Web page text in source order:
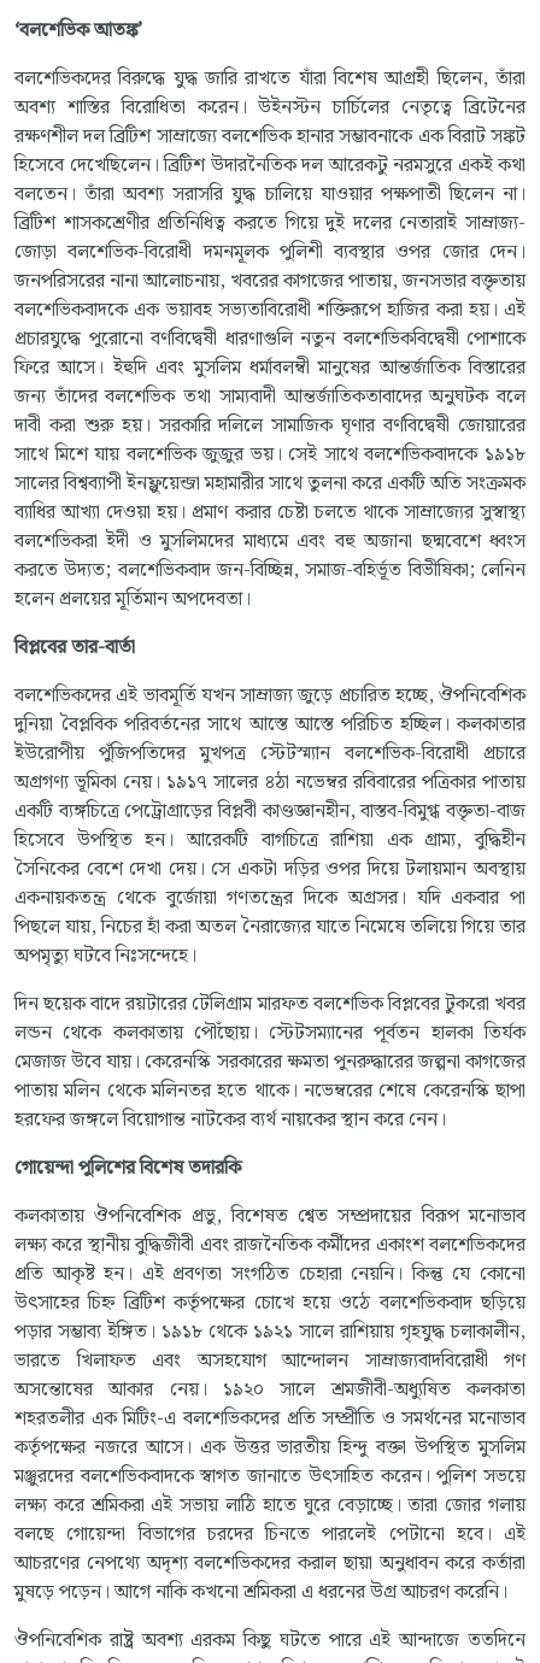
‘বলশেভিকআতঙ্ক’
বলশেভিকদের বিরুদ্ধে যুদ্ধ জারি রাখতে যাঁরা বিশেষ আগ্রহী ছিলেন, তাঁরা
অবশ্য শাস্তির বিরোধিতা করেন। উইনস্টন চার্চিলের নেতৃত্বে ব্রিটেনের
রক্ষণশীল দল ব্রিটিশ সাম্রাজ্যে বলশেভিক হানার সম্ভাবনাকে এক বিরাট সঙ্কট
হিসেবে দেখেছিলেন। ব্রিটিশ উদারনৈতিক দল আরেকটু নরমসুরে একই কথা
বলতেন। তাঁরা অবশ্য সরাসরি যুদ্ধ চালিয়ে যাওয়ার পক্ষপাতী ছিলেন না।
ব্রিটিশ শাসকশ্রেণীর প্রতিনিধিত্ব করতে গিয়ে দুই দলের নেতারাই সাম্রাজ্য-
জোড়া বলশেভিক-বিরোধী দমনমূলক পুলিশী ব্যবস্থার ওপর জোর দেন।
জনপরিসরের নানা আলোচনায়, খবরের কাগজের পাতায়, জনসভার বক্তৃতায়
বলশেভিকবাদকে এক ভয়াবহ সভ্যতাবিরোধী শক্তিরূপে হাজির করা হয়। এই
প্রচারযুদ্ধে পুরোনো বর্ণবিদ্বেষী ধারণাগুলি নতুন বলশেভিকবিদ্বেষী পোশাকে
ফিরে আসে। ইহুদি এবং মুসলিম ধর্মাবলম্বী মানুষের আন্তর্জাতিক বিস্তারের
জন্য তাঁদের বলশেভিক তথা সাম্যবাদী আন্তর্জাতিকতাবাদের অনুঘটক বলে
দাবী করা শুরু হয়। সরকারি দলিলে সামাজিক ঘৃণার বর্ণবিদ্বেষী জোয়ারের
সাথে মিশে যায় বলশেভিক জুজুর ভয়। সেই সাথে বলশেভিকবাদকে ১৯১৮
সালের বিশ্বব্যাপী ইনফ্লুয়েন্জা মহামারীর সাথে তুলনা করে একটি অতি সংক্রমক
ব্যাধির আখ্যা দেওয়া হয়। প্রমাণ করার চেষ্টা চলতে থাকে সাম্রাজ্যের সুস্বাস্থ্য
বলশেভিকরা ইদী ও মুসলিমদের মাধ্যমে এবং বহু অজানা ছদ্মবেশে ধ্বংস
করতে উদ্যত; বলশেভিকবাদ জন-বিচ্ছিন্ন, সমাজ-বহির্ভূত বিভীষিকা; লেনিন
হলেন প্রলয়ের মূর্তিমান অপদেবতা।
বিপ্লবেরতার-বার্তা
বলশেভিকদের এই ভাবমূর্তি যখন সাম্রাজ্য জুড়ে প্রচারিত হচ্ছে, ঔপনিবেশিক
দুনিয়া বৈপ্লবিক পরিবর্তনের সাথে আস্তে আস্তে পরিচিত হচ্ছিল। কলকাতার
ইউরোপীয় পুঁজিপতিদের মুখপত্র স্টেটস্ম্যান বলশেভিক-বিরোধী প্রচারে
অগ্রগণ্য ভূমিকা নেয়। ১৯১৭ সালের ৪ঠা নভেম্বর রবিবারের পত্রিকার পাতায়
একটি ব্যঙ্গচিত্রে পেট্রোগ্রাড়ের বিপ্লবী কাণ্ডজ্ঞানহীন, বাস্তব-বিমুগ্ধ বক্তৃতা-বাজ
হিসেবে উপস্থিত হন। আরেকটি বাগচিত্রে রাশিয়া এক গ্রাম্য, বুদ্ধিহীন
সৈনিকের বেশে দেখা দেয়। সে একটা দড়ির ওপর দিয়ে টলায়মান অবস্থায়
একনায়কতন্ত্র থেকে বুর্জোয়া গণতন্ত্রের দিকে অগ্রসর। যদি একবার পা
পিছলে যায়, নিচের হাঁ করা অতল নৈরাজ্যের যাতে নিমেষে তলিয়ে গিয়ে তার
অপমৃত্যু ঘটবে নিঃসন্দেহে।
দিন ছয়েক বাদে রয়টারের টেলিগ্রাম মারফত বলশেভিক বিপ্লবের টুকরো খবর
লন্ডন থেকে কলকাতায় পৌঁছোয়। স্টেটসম্যানের পূর্বতন হালকা তির্যক
মেজাজ উবে যায়। কেরেনস্কি সরকারের ক্ষমতা পুনরুদ্ধারের জল্পনা কাগজের
পাতায় মলিন থেকে মলিনতর হতে থাকে। নভেম্বরের শেষে কেরেনস্কি ছাপা
হরফের জঙ্গলে বিয়োগান্ত নাটকের ব্যর্থ নায়কের স্থান করে নেন।
গোয়েন্দাপুলিশেরবিশেষতদারকি
কলকাতায় ঔপনিবেশিক প্রভু, বিশেষত শ্বেত সম্প্রদায়ের বিরূপ মনোভাব
লক্ষ্য করে স্থানীয় বুদ্ধিজীবী এবং রাজনৈতিক কর্মীদের একাংশ বলশেভিকদের
প্রতি আকৃষ্ট হন। এই প্রবণতা সংগঠিত চেহারা নেয়নি। কিন্তু যে কোনো
উৎসাহের চিহ্ন ব্রিটিশ কর্তৃপক্ষের চোখে হয়ে ওঠে বলশেভিকবাদ ছড়িয়ে
পড়ার সম্ভাব্য ইঙ্গিত। ১৯১৮ থেকে ১৯২১ সালে রাশিয়ায় গৃহযুদ্ধ চলাকালীন,
ভারতে খিলাফত এবং অসহযোগ আন্দোলন সাম্রাজ্যবাদবিরোধী গণ
অসন্তোষের আকার নেয়। ১৯২০ সালে শ্রমজীবী-অধ্যুষিত কলকাতা
শহরতলীর এক মিটিং-এ বলশেভিকদের প্রতি সম্প্রীতি ও সমর্থনের মনোভাব
কর্তৃপক্ষের নজরে আসে। এক উত্তর ভারতীয় হিন্দু বক্তা উপস্থিত মুসলিম
মঞ্জুরদের বলশেভিকবাদকে স্বাগত জানাতে উৎসাহিত করেন। পুলিশ সভয়ে
লক্ষ্য করে শ্রমিকরা এই সভায় লাঠি হাতে ঘুরে বেড়াচ্ছে। তারা জোর গলায়
বলছে গোয়েন্দা বিভাগের চরদের চিনতে পারলেই পেটানো হবে। এই
আচরণের নেপথ্যে অদৃশ্য বলশেভিকদের করাল ছায়া অনুধাবন করে কর্তারা
মুষড়ে পড়েন। আগে নাকি কখনো শ্রমিকরা এ ধরনের উগ্র আচরণ করেনি।
ঔপনিবেশিক রাষ্ট্র অবশ্য এরকম কিছু ঘটতে পারে এই আন্দাজে ততদিনে